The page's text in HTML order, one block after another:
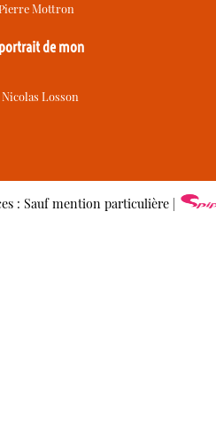
Mottron
portrait de mon
Nicolas Losson
: Sauf mention particulière |